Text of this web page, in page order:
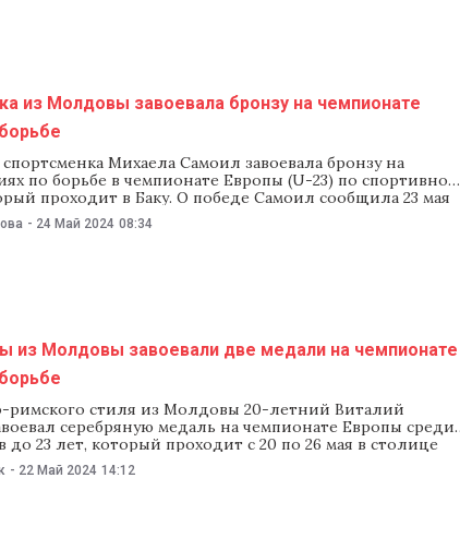
из Молдовы завоевала бронзу на чемпионате
Михаела Самоил завоевала бронзу на
по борьбе в чемпионате Европы (U-23) по спортивной
проходит в Баку. О победе Самоил сообщила 23 мая
«Lupte Libere Feminine Moldova». Самоил выступила в
до 55 кг, победив соперниц из Азербайджана,
- 24 Май 2024 08:34
из Молдовы завоевали две медали на чемпионате
римского стиля из Молдовы 20-летний Виталий
серебряную медаль на чемпионате Европы среди
до 23 лет, который проходит с 20 по 26 мая в столице
Баку. На том же чемпионате молдавский спортсмен
Гуцу завоевал бронзу в весовой категории 77 кг. Об этом
- 22 Май 2024 14:12